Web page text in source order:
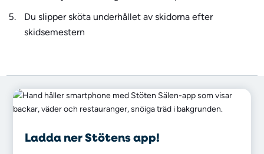
Du slipper sköta underhållet av skidorna efter
skidsemestern
Ladda ner Stötens app!